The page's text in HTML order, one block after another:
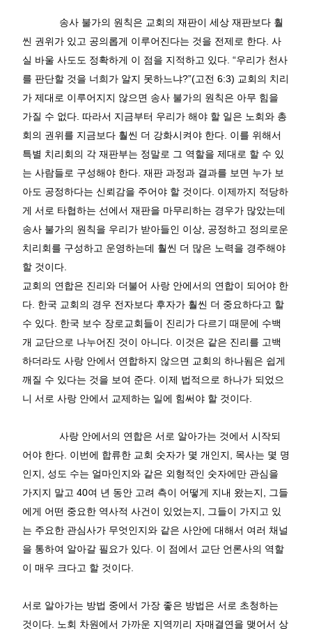
송사 불가의 원칙은 교회의 재판이 세상 재판보다 훨
씬 권위가 있고 공의롭게 이루어진다는 것을 전제로 한다 사
실 바울 사도도 정확하게 이 점을 지적하고 있다 “우리가 천사
를 판단할 것을 너희가 알지 못하느냐?”(고전 6:3) 교회의 치리
가 제대로 이루어지지 않으면 송사 불가의 원칙은 아무 힘을
가질 수 없다 따라서 지금부터 우리가 해야 할 일은 노회와 총
회의 권위를 지금보다 훨씬 더 강화시켜야 한다 이를 위해서
특별 치리회의 각 재판부는 정말로 그 역할을 제대로 할 수 있
는 사람들로 구성해야 한다 재판 과정과 결과를 보면 누가 보
아도 공정하다는 신뢰감을 주어야 할 것이다 이제까지 적당하
게 서로 타협하는 선에서 재판을 마무리하는 경우가 많았는데
송사 불가의 원칙을 우리가 받아들인 이상 공정하고 정의로운
치리회를 구성하고 운영하는데 훨씬 더 많은 노력을 경주해야
할 것이다
교회의 연합은 진리와 더불어 사랑 안에서의 연합이 되어야 한
다 한국 교회의 경우 전자보다 후자가 훨씬 더 중요하다고 할
수 있다 한국 보수 장로교회들이 진리가 다르기 때문에 수백
개 교단으로 나누어진 것이 아니다 이것은 같은 진리를 고백
하더라도 사랑 안에서 연합하지 않으면 교회의 하나됨은 쉽게
깨질 수 있다는 것을 보여 준다 이제 법적으로 하나가 되었으
니 서로 사랑 안에서 교제하는 일에 힘써야 할 것이다
사랑 안에서의 연합은 서로 알아가는 것에서 시작되
어야 한다 이번에 합류한 교회 숫자가 몇 개인지 목사는 몇 명
인지
성도 수는 얼마인지와 같은 외형적인 숫자에만 관심을
가지지 말고 40여 년 동안 고려 측이 어떻게 지내 왔는지
그들
에게 어떤 중요한 역사적 사건이 있었는지 그들이 가지고 있
는 주요한 관심사가 무엇인지와 같은 사안에 대해서 여러 채널
을 통하여 알아갈 필요가 있다 이 점에서 교단 언론사의 역할
이 매우 크다고 할 것이다
서로 알아가는 방법 중에서 가장 좋은 방법은 서로 초청하는
것이다
노회 차원에서 가까운 지역끼리 자매결연을 맺어서 상